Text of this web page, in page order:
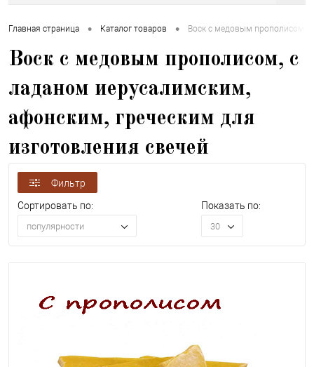
Главная страница • Каталог товаров • Воск с медовым прополисом, с
Воск с медовым прополисом, с
ладаном иерусалимским,
афонским, греческим для
изготовления свечей
Фильтр
Сортировать по:
популярности
Показать по:
30